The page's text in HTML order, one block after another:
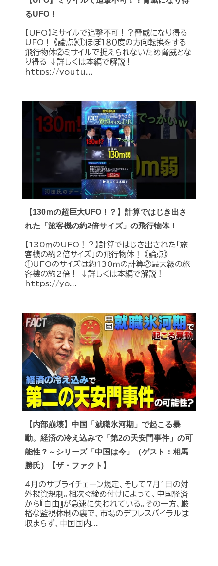
るUFO！
【UFO】ミサイルで追撃不可！？脅威になり得る
UFO！ 《論点》①ほぼ１８０度の方向転換をする
飛行物体②ミサイルで捉えられないため脅威とな
り得る ↓詳しくは本編で解説！
https://youtu...
【130ｍの超巨大UFO！？】計算ではじき出さ
れた「旅客機の約2倍サイズ」の飛行物体！
【130ｍのUFO！？】計算ではじき出された「旅
客機の約2倍サイズ」の飛行物体！ 《論点》
①UFOのサイズは約130ｍの計算②最大級の旅
客機の約2倍！ ↓詳しくは本編で解説！
https://yo...
【内部崩壊】中国「就職氷河期」で起こる暴
動。経済の冷え込みで「第2の天安門事件」の可
能性？～シリーズ「中国は今」（ゲスト：相馬
勝氏）【ザ・ファクト】
4月のサプライチェーン規定、そして7月1日の対
外投資規制。相次ぐ締め付けによって、中国経済
から『自由』が急速に失われている。その一方、厳
格な監視体制の裏で、市場のデフレスパイラルは
収まらず、中国国内...